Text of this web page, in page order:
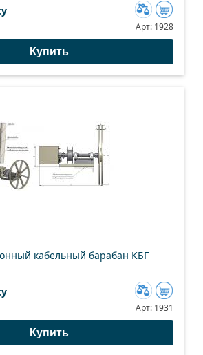
Добавить
к
Арт: 1928
Купить
кабельный барабан КБГ
Добавить
к
Арт: 1931
Купить